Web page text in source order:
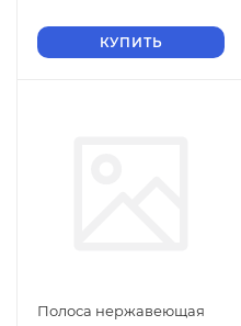
КУПИТЬ
Полоса нержавеющая